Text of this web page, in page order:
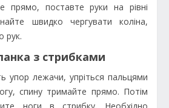
прямо, поставте руки на рівні
швидко чергувати коліна,
рук.
з стрибками
упор лежачи, упріться пальцями
спину тримайте прямо. Потім